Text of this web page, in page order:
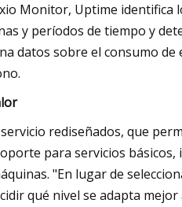
Monitor, Uptime identifica
y períodos de tiempo y
datos sobre el consumo
rediseñados, que
para servicios
"En lugar de
qué nivel se adapta